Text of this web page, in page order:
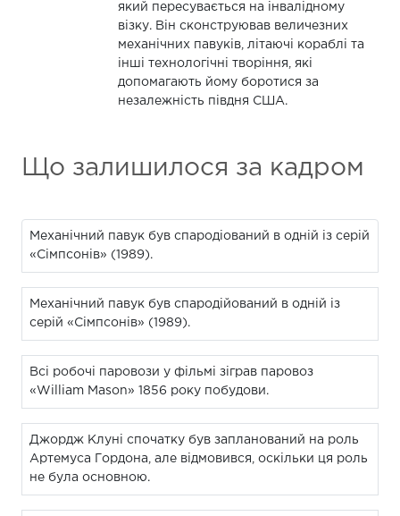
який пересувається на інвалідному
візку. Він сконструював величезних
механічних павуків, літаючі кораблі та
інші технологічні творіння, які
допомагають йому боротися за
незалежність півдня США.
Що залишилося за кадром
Механічний павук був спародіований в одній із серій
«Сімпсонів» (1989).
Механічний павук був спародійований в одній із
серій «Сімпсонів» (1989).
Всі робочі паровози у фільмі зіграв паровоз
«William Mason» 1856 року побудови.
Джордж Клуні спочатку був запланований на роль
Артемуса Гордона, але відмовився, оскільки ця роль
не була основною.